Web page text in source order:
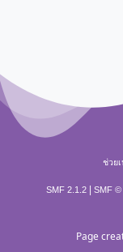
ช่วย
SMF 2.1.2 SMF ©
Page